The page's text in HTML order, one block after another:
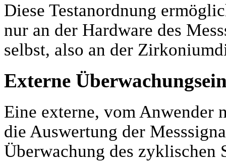
Diese Testanordnung
nur an der Hardware des
selbst, also an der
Externe
Eine externe, vom Anwender
die Auswertung der
Überwachung des zyklischen